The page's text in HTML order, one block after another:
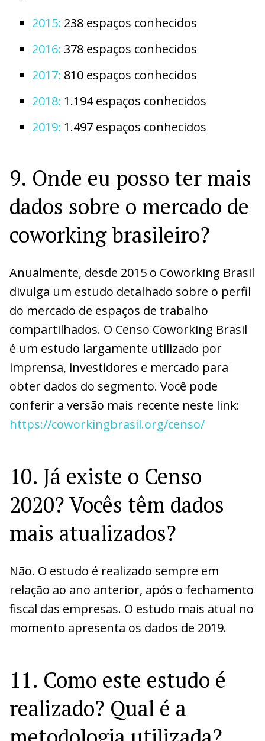
2015: 238 espaços conhecidos
2016: 378 espaços conhecidos
2017: 810 espaços conhecidos
2018: 1.194 espaços conhecidos
2019: 1.497 espaços conhecidos
9. Onde eu posso ter mais
dados sobre o mercado de
coworking brasileiro?
Anualmente, desde 2015 o Coworking Brasil
divulga um estudo detalhado sobre o perfil
do mercado de espaços de trabalho
compartilhados. O Censo Coworking Brasil
é um estudo largamente utilizado por
imprensa, investidores e mercado para
obter dados do segmento. Você pode
conferir a versão mais recente neste link:
https://coworkingbrasil.org/censo/
10. Já existe o Censo
2020? Vocês têm dados
mais atualizados?
Não. O estudo é realizado sempre em
relação ao ano anterior, após o fechamento
fiscal das empresas. O estudo mais atual no
momento apresenta os dados de 2019.
11. Como este estudo é
realizado? Qual é a